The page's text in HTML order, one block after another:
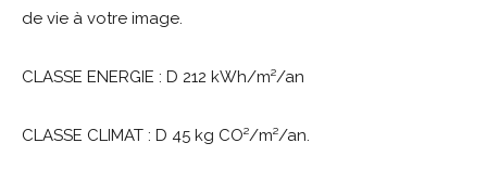
de vie à votre image.
CLASSE ENERGIE : D 212 kWh/m²/an
CLASSE CLIMAT : D 45 kg CO²/m²/an.